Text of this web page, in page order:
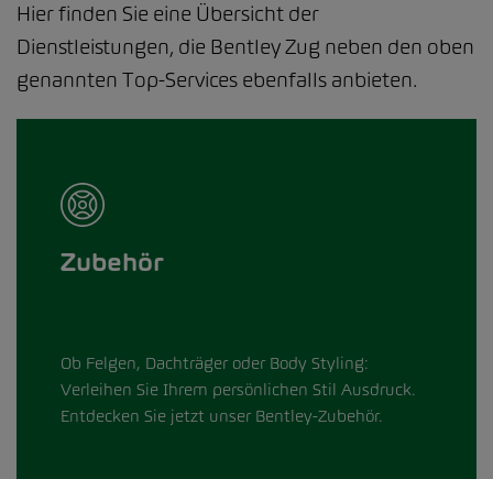
Hier finden Sie eine Übersicht der
Dienstleistungen, die Bentley Zug neben den oben
genannten Top-Services ebenfalls anbieten.
Zubehör
Ob Felgen, Dachträger oder Body Styling:
Verleihen Sie Ihrem persönlichen Stil Ausdruck.
Entdecken Sie jetzt unser Bentley-Zubehör.